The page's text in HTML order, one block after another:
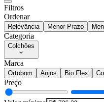
Filtros
Ordenar
Relevância Menor Prazo
Categoria
Colchões
Marca
Ortobom Anjos Bio Flex
Preço